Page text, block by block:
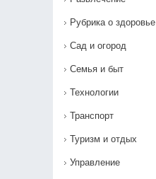
Рубрика о здоровье
Сад и огород
Семья и быт
Технологии
Транспорт
Туризм и отдых
Управление